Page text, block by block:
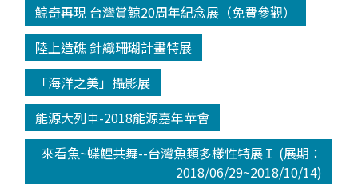
鯨奇再現 台灣賞鯨20周年紀念展（免費參觀）
陸上造礁 針織珊瑚計畫特展
「海洋之美」攝影展
能源大列車-2018能源嘉年華會
來看魚~蝶鯉共舞--台灣魚類多樣性特展Ｉ (展期：
2018/06/29~2018/10/14)